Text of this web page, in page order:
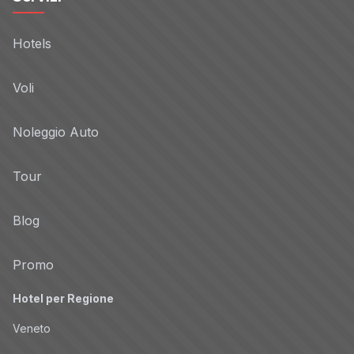
Hotels
Voli
Noleggio Auto
Tour
Blog
Promo
Hotel per Regione
Veneto